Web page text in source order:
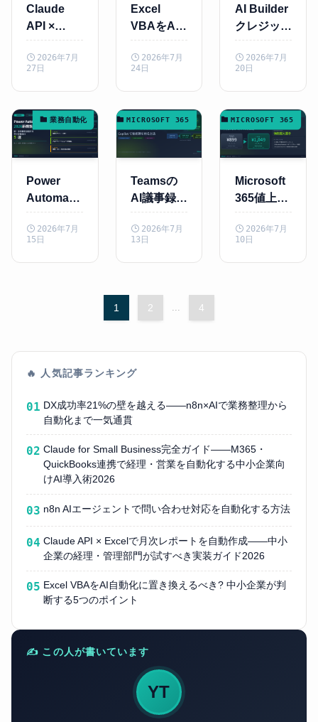
る中小企業
向けAI導入
術2026
Claude
API ×
Excelで月
次レポート
——中小企
業の経理・
管理部門が
試すべき実
装ガイド
2026
2026年7月
27日
Excel
VBAをAI
自動化に置
き換えるべ
業が判断す
る5つのポ
イント
2026年7月
24日
AI Builder
クレジット
廃止2026
年11月
Automate
移行手順と
代替策
2026年7月
20日
業務自動化
Power
Automate
2026新機
能——脱・
速する中小
2026年7月
15日
MICROSOFT 365
Teamsの
AI議事録自
動化——
Copilotで
る方法
2026年7月
13日
MICROSOFT 365
Microsoft
365値上げ
2026年7月
——中小企
きプラン対
2026年7月
10日
1 2 ... 4
🔥 人気記事ランキング
01 DX成功率21%の壁を越える——n8n×AIで業務整理から
自動化まで一気通貫
02 Claude for Small Business完全ガイド——M365・
QuickBooks連携で経理・営業を自動化する中小企業向
けAI導入術2026
03 n8n AIエージェントで問い合わせ対応を自動化する方法
04 Claude API × Excelで月次レポートを自動作成——中小
企業の経理・管理部門が試すべき実装ガイド2026
05 Excel VBAをAI自動化に置き換えるべき? 中小企業が判
断する5つのポイント
✍ この人が書いています
YT